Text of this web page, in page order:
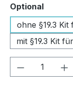
Optional
ohne §19.3
mit §19.3 Kit
Produkt